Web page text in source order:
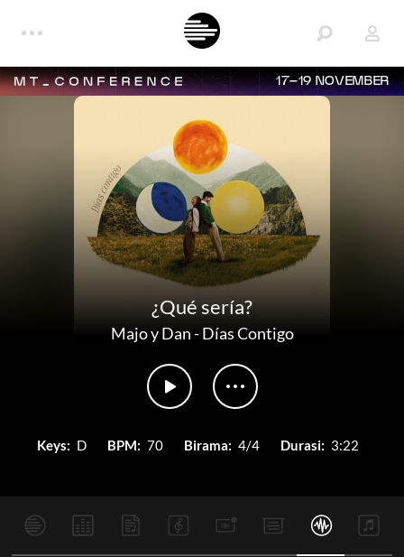
17–19 NOVEMBER
¿Qué sería?
Majo y Dan-Días Contigo
Keys: D BPM: 70 Birama: 4/4 Durasi: 3:22